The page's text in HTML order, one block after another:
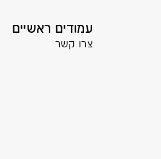
עמודים ראשיים
צרו קשר